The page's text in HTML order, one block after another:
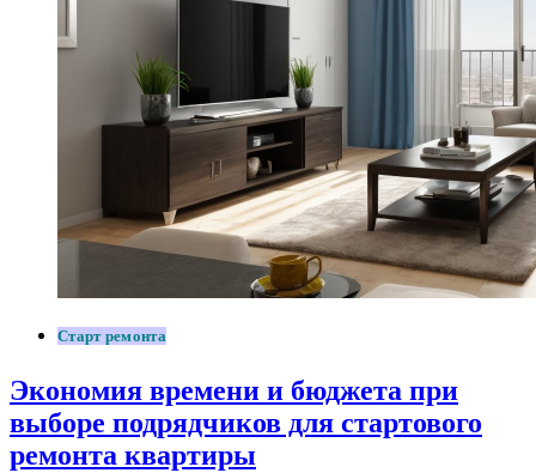
Старт ремонта
Экономия времени и бюджета при
выборе подрядчиков для стартового
ремонта квартиры